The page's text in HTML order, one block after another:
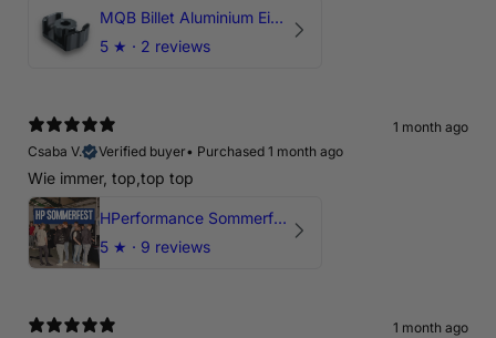
MQB Billet Aluminium Einsatz Drehmomentstütze - DOGBONE für Audi RS3, TTRS, RSQ3
5 ★ · 2 reviews
1 month ago
Csaba V.
Verified buyer• Purchased 1 month ago
Wie immer, top,top top
HPerformance Sommerfest 2026
5 ★ · 9 reviews
1 month ago